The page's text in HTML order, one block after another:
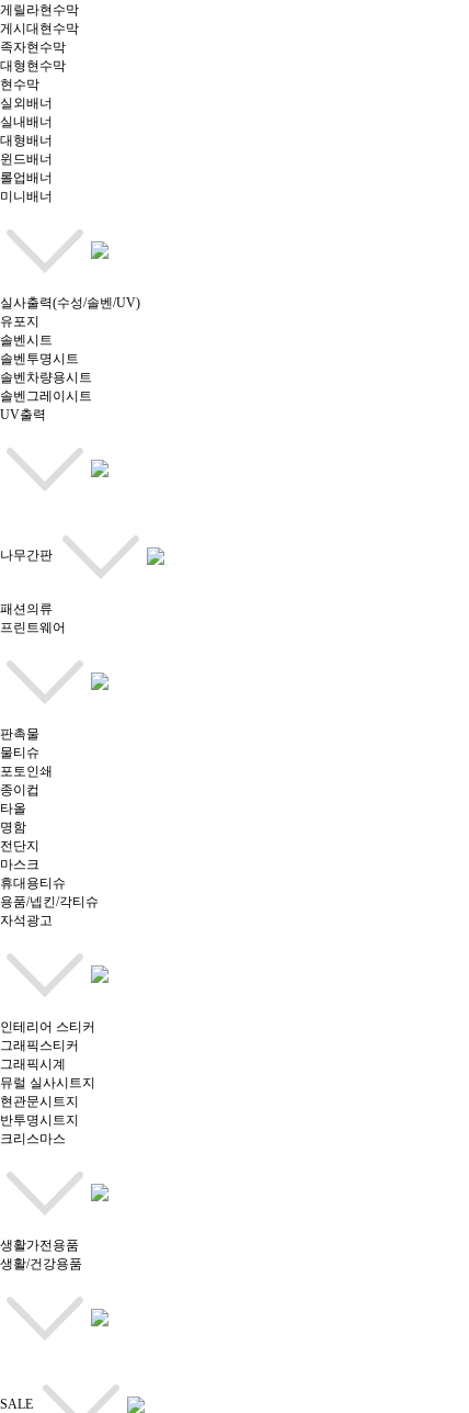
게릴라현수막
게시대현수막
족자현수막
대형현수막
현수막
실외배너
실내배너
대형배너
윈드배너
롤업배너
미니배너
실사출력(수성/솔벤/UV)
유포지
솔벤시트
솔벤투명시트
솔벤차량용시트
솔벤그레이시트
UV출력
나무간판
패션의류
프린트웨어
판촉물
물티슈
포토인쇄
종이컵
타올
명함
전단지
마스크
휴대용티슈
용품/넵킨/각티슈
자석광고
인테리어 스티커
그래픽스티커
그래픽시계
뮤럴 실사시트지
현관문시트지
반투명시트지
크리스마스
생활가전용품
생활/건강용품
SALE